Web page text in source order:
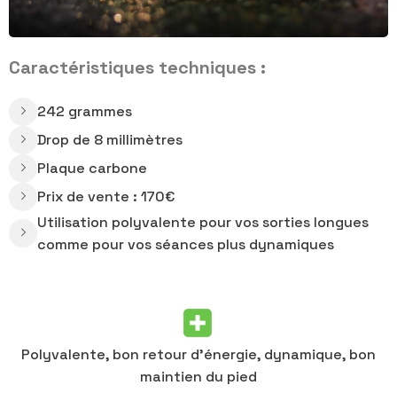
Caractéristiques techniques :
242 grammes
Drop de 8 millimètres
Plaque carbone
Prix de vente : 170€
Utilisation polyvalente pour vos sorties longues
comme pour vos séances plus dynamiques
Polyvalente, bon retour d’énergie, dynamique, bon
maintien du pied